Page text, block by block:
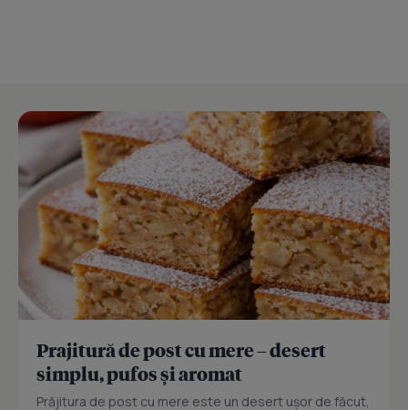
Prajitură de post cu mere – desert
simplu, pufos și aromat
Prăjitura de post cu mere este un desert ușor de făcut,